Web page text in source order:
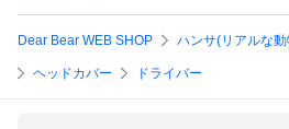
Dear Bear WEB SHOP ハンサ(リアルな
ヘッドカバー ドライバー